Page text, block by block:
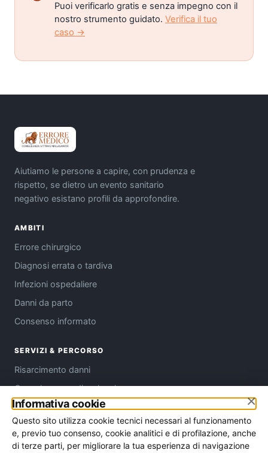
Puoi verificarlo gratis e senza impegno con il
nostro strumento guidato. Verifica il tuo
caso →
Aiutiamo le persone a capire, con prudenza e
rispetto, se dietro un evento sanitario
negativo esistano profili da approfondire.
AMBITI
Errore chirurgico
Diagnosi errata o tardiva
Infezioni ospedaliere
Danni da parto
Consenso informato
SERVIZI & PERCORSO
Risarcimento danni
Consulenza medico-legale
Come funziona
Chi siamo
Contatti
×
Informativa cookie
Questo sito utilizza cookie tecnici necessari al funzionamento
e, previo tuo consenso, cookie analitici e di profilazione, anche
di terze parti, per migliorare la tua esperienza di navigazione